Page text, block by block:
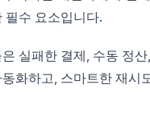
필수 요소입니다.
실패한 결제, 수동 정
화하고, 스마트한 재시